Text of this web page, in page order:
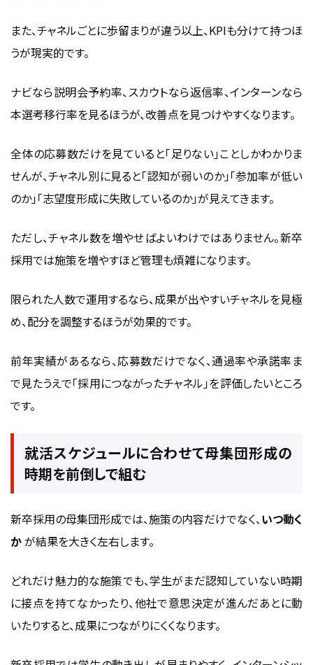
また、チャネルごとに歩留まりが違う以上、KPIも分けて持つほ
うが現実的です。
ナビなら説明会予約率、スカウトなら返信率、インターンなら
本選考移行率を見るほうが、改善点を見つけやすくなります。
全体の応募数だけを見ていると「足りない」ことしかわかりま
せんが、チャネル別に見ると「認知が弱いのか」「参加率が低い
のか」「志望度形成に失敗しているのか」が見えてきます。
ただし、チャネル数を増やせばよいわけではありません。新卒
採用では施策を増やすほど管理も煩雑になります。
限られた人数で運用するなら、成果が出やすいチャネルを見極
め、配分を調整するほうが効果的です。
前年実績があるなら、応募数だけでなく、通過率や承諾率ま
で見たうえで「採用につながったチャネル」を評価したいところ
です。
就活スケジュールに合わせて母集団形成の
時期を前倒しで組む
新卒採用の母集団形成では、施策の内容だけでなく、いつ動く
かが結果を大きく左右します。
どれだけ魅力的な施策でも、学生がまだ認知していない時期
に接点を持てなかったり、他社で意思決定が進んだあとに動
いたりすると、成果につながりにくくなります。